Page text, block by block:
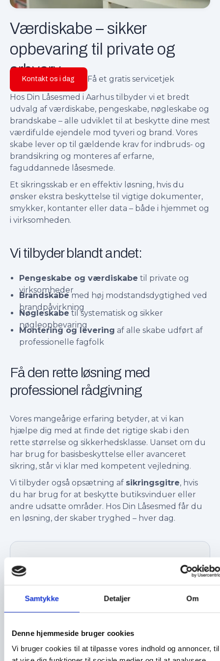
Samtykke Detaljer Om
Denne hjemmeside bruger cookies
Vi bruger cookies til at tilpasse vores indhold og annoncer, til
Værdiskabe – sikker
opbevaring til private og
erhverv
Kontakt os i dag
Få et gratis servicetjek
Hos Din Låsesmed i Aarhus tilbyder vi et bredt
udvalg af værdiskabe, pengeskabe, nøgleskabe og
brandskabe – alle udviklet til at beskytte dine mest
værdifulde ejendele mod tyveri og brand. Vores
skabe lever op til gældende krav for indbruds- og
brandsikring og monteres af erfarne,
faguddannede låsesmede.
Et sikringsskab er en effektiv løsning, hvis du
ønsker ekstra beskyttelse til vigtige dokumenter,
smykker, kontanter eller data – både i hjemmet og
i virksomheden.
Vi tilbyder blandt andet:
Pengeskabe og værdiskabe til private og
virksomheder
Brandskabemed høj modstandsdygtighed ved
brandpåvirkning
Nøgleskabe til systematisk og sikker
nøgleopbevaring
Montering og levering af alle skabe udført af
professionelle fagfolk
Få den rette løsning med
professionel rådgivning
Vores mangeårige erfaring betyder, at vi kan
hjælpe dig med at finde det rigtige skab i den
rette størrelse og sikkerhedsklasse. Uanset om du
har brug for basisbeskyttelse eller avanceret
sikring, står vi klar med kompetent vejledning.
Vi tilbyder også opsætning af sikringsgitre, hvis
du har brug for at beskytte butiksvinduer eller
andre udsatte områder. Hos Din Låsesmed får du
en løsning, der skaber tryghed – hver dag.
Brug for hjælp?
Telefonnummer